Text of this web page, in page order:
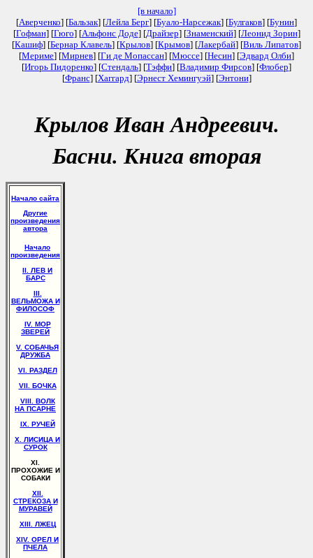
[в начало]
[Аверченко] [Бальзак] [Лейла Берг] [Буало-Нарсежак] [Булгаков] [Бунин]
[Гофман] [Гюго] [Альфонс Доде] [Драйзер] [Знаменский] [Леонид Зорин]
[Кашиф] [Бернар Клавель] [Крылов] [Крымов] [Лакербай] [Виль Липатов]
[Мериме] [Мирнев] [Ги де Мопассан] [Мюссе] [Несин] [Эдвард Олби]
[Игорь Пидоренко] [Стендаль] [Тэффи] [Владимир Фирсов] [Флобер]
[Франс] [Хаггард] [Эрнест Хемингуэй] [Энтони]
Крылов Иван Андреевич.
Басни. Книга вторая
Начало сайта
Другие
произведения
автора
Начало
произведения
II. ЛЕВ И
БАРС
III.
ВЕЛЬМОЖА И
ФИЛОСОФ
IV. МОР
ЗВЕРЕЙ
V. СОБАЧЬЯ
ДРУЖБА
VI. РАЗДЕЛ
VII. БОЧКА
VIII. ВОЛК
НА ПСАРНЕ
IX. РУЧЕЙ
X. ЛИСИЦА И
СУРОК
XI.
ПРОХОЖИЕ И
СОБАКИ
XII.
СТРЕКОЗА И
МУРАВЕЙ
XIII. ЛЖЕЦ
XIV. ОРЕЛ И
ПЧЕЛА